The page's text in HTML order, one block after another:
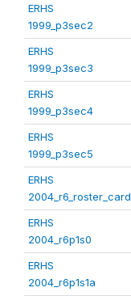
ERHS
1999_p3sec2
ERHS
1999_p3sec3
ERHS
1999_p3sec4
ERHS
1999_p3sec5
ERHS
2004_r6_roster_card
ERHS
2004_r6p1s0
ERHS
2004_r6p1s1a